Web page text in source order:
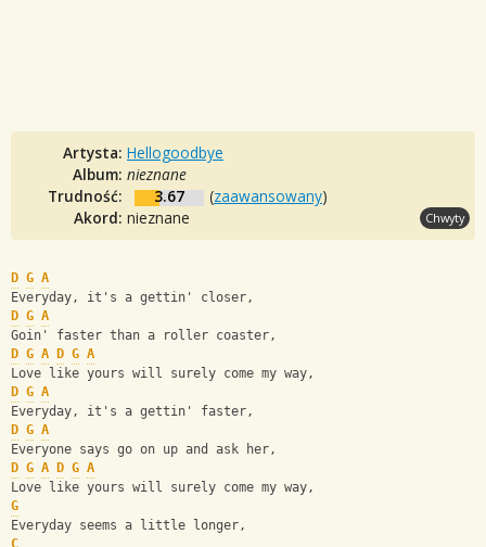
Artysta: Hellogoodbye
Album: nieznane
Trudność:
3.67 (zaawansowany)
Akord: nieznane Chwyty
D G A
Everyday, it's a gettin' closer,
D G A
Goin' faster than a roller coaster,
D G A D G A
Love like yours will surely come my way,
D G A
Everyday, it's a gettin' faster,
D G A
Everyone says go on up and ask her,
D G A D G A
Love like yours will surely come my way,
G
Everyday seems a little longer,